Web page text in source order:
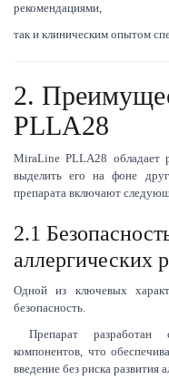
рекомендациями,
так и клиническим опытом
2.
PLLA28
MiraLine PLLA28 обладает
выделить его на фоне
препарата включают
2.1
аллергических
Одной из ключевых
безопасность.
Препарат разработан с
компонентов, что
введение без риска развития